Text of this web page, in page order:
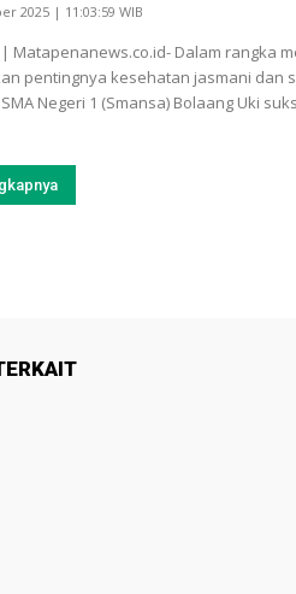
2025 | 11:03:59 WIB
| Matapenanews.co.id- Dalam rangka
pentingnya kesehatan jasmani dan
Negeri 1 (Smansa) Bolaang Uki